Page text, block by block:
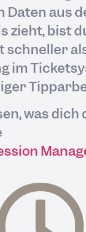
Daten aus
zieht, bist
schneller
im
was dich